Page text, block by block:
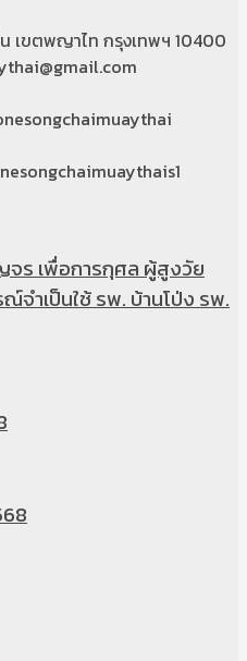
เขตพญาไท กรุงเทพฯ 10400
ร เพื่อการกุศล ผู้สูงวัย
ำเป็นใช้ รพ. บ้านโป่ง รพ.